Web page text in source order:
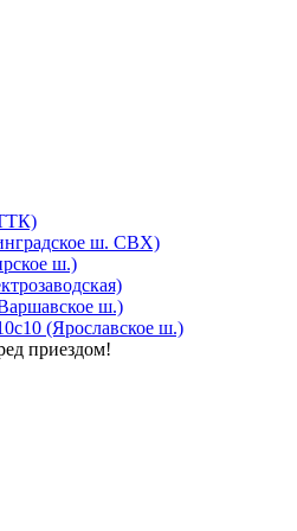
ш. СВХ)
ш.)
ш.)
(Ярославское ш.)
приездом!